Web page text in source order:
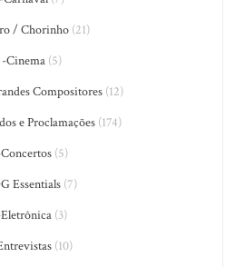
/ Chorinho (21)
-Cinema (5)
Compositores(12)
e Proclamações(174)
(5)
Essentials(7)
(3)
(10)